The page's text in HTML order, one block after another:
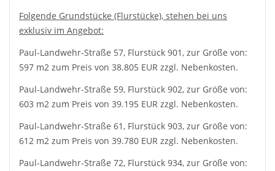
Folgende Grundstücke (Flurstücke), stehen bei uns
exklusiv im Angebot:
Paul-Landwehr-Straße 57, Flurstück 901, zur Größe von:
597 m2 zum Preis von 38.805 EUR zzgl. Nebenkosten.
Paul-Landwehr-Straße 59, Flurstück 902, zur Größe von:
603 m2 zum Preis von 39.195 EUR zzgl. Nebenkosten.
Paul-Landwehr-Straße 61, Flurstück 903, zur Größe von:
612 m2 zum Preis von 39.780 EUR zzgl. Nebenkosten.
Paul-Landwehr-Straße 72, Flurstück 934, zur Größe von: